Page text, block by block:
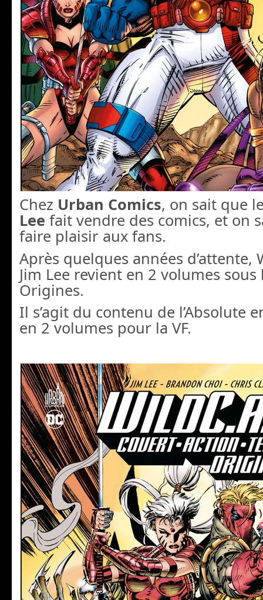
Chez Urban Comics, on sait que
Lee fait vendre des comics, et on
faire plaisir aux fans.
Après quelques années d’attente,
Jim Lee revient en 2 volumes
Origines.
Il s’agit du contenu de l’Absolute
en 2 volumes pour la VF.